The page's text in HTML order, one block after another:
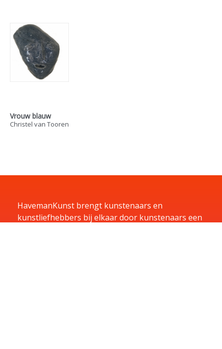
Vrouw blauw
Christel van Tooren
HavemanKunst brengt kunstenaars en
kunstliefhebbers bij elkaar door kunstenaars een